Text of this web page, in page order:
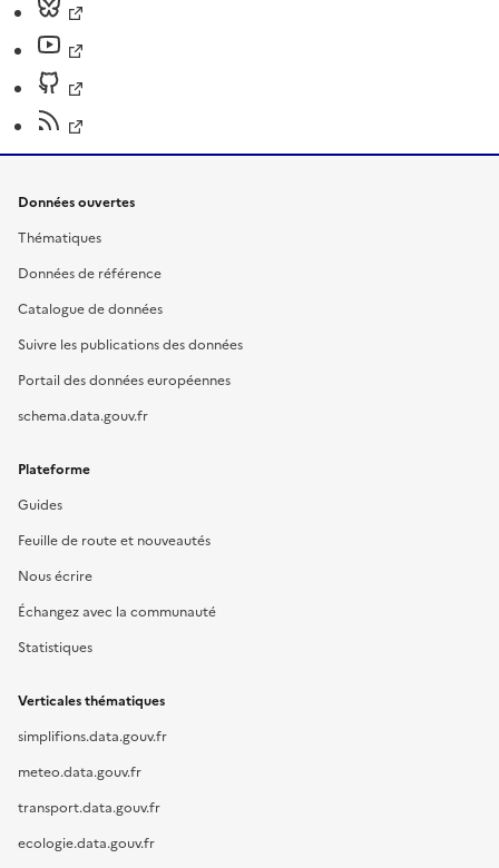
Données ouvertes
Thématiques
Données de référence
Catalogue de données
Suivre les publications des données
Portail des données européennes
schema.data.gouv.fr
Plateforme
Guides
Feuille de route et nouveautés
Nous écrire
Échangez avec la communauté
Statistiques
Verticales thématiques
simplifions.data.gouv.fr
meteo.data.gouv.fr
transport.data.gouv.fr
ecologie.data.gouv.fr